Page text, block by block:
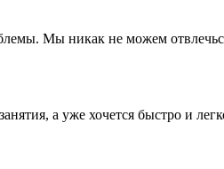
Мы никак не можем
а уже хочется быстро и